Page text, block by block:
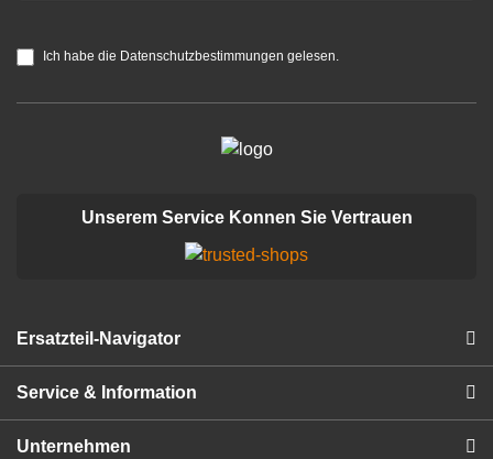
Ich habe die Datenschutzbestimmungen gelesen.
Unserem Service Konnen Sie Vertrauen
Ersatzteil-Navigator
Service & Information
Unternehmen